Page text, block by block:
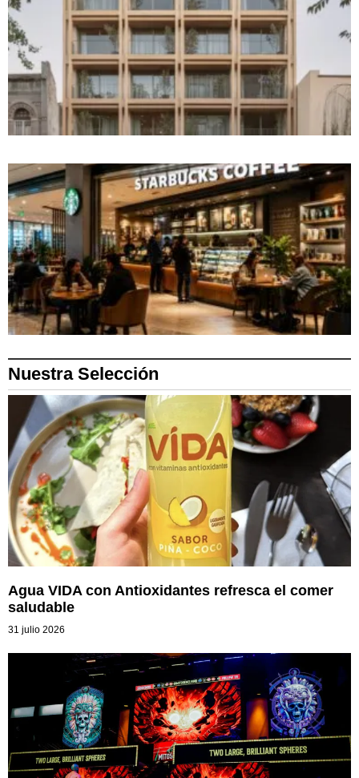
Nuestra Selección
Agua VIDA con Antioxidantes refresca el comer
saludable
31 julio 2026